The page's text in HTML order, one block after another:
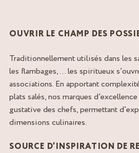
OUVRIR LE CHAMP DES
Traditionnellement utilisés dans les
les flambages, … les spiritueux
associations. En apportant
plats salés, nos marques
gustative des chefs, permettant
dimensions culinaires.
SOURCE D’INSPIRATION DE